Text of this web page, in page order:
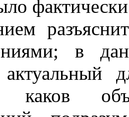
в
актуальный
каков